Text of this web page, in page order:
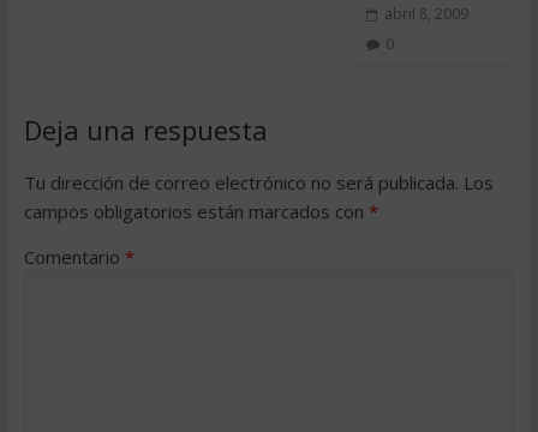
abril 8, 2009
0
Deja una respuesta
Tu dirección de correo electrónico no será publicada. Los
campos obligatorios están marcados con *
Comentario *